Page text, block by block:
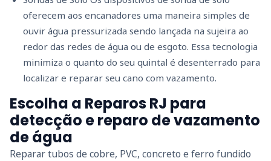
oferecem aos encanadores uma maneira simples de
ouvir água pressurizada sendo lançada na sujeira ao
redor das redes de água ou de esgoto. Essa tecnologia
minimiza o quanto do seu quintal é desenterrado para
localizar e reparar seu cano com vazamento.
Escolha a Reparos RJ para
detecção e reparo de vazamento
de água
Reparar tubos de cobre, PVC, concreto e ferro fundido